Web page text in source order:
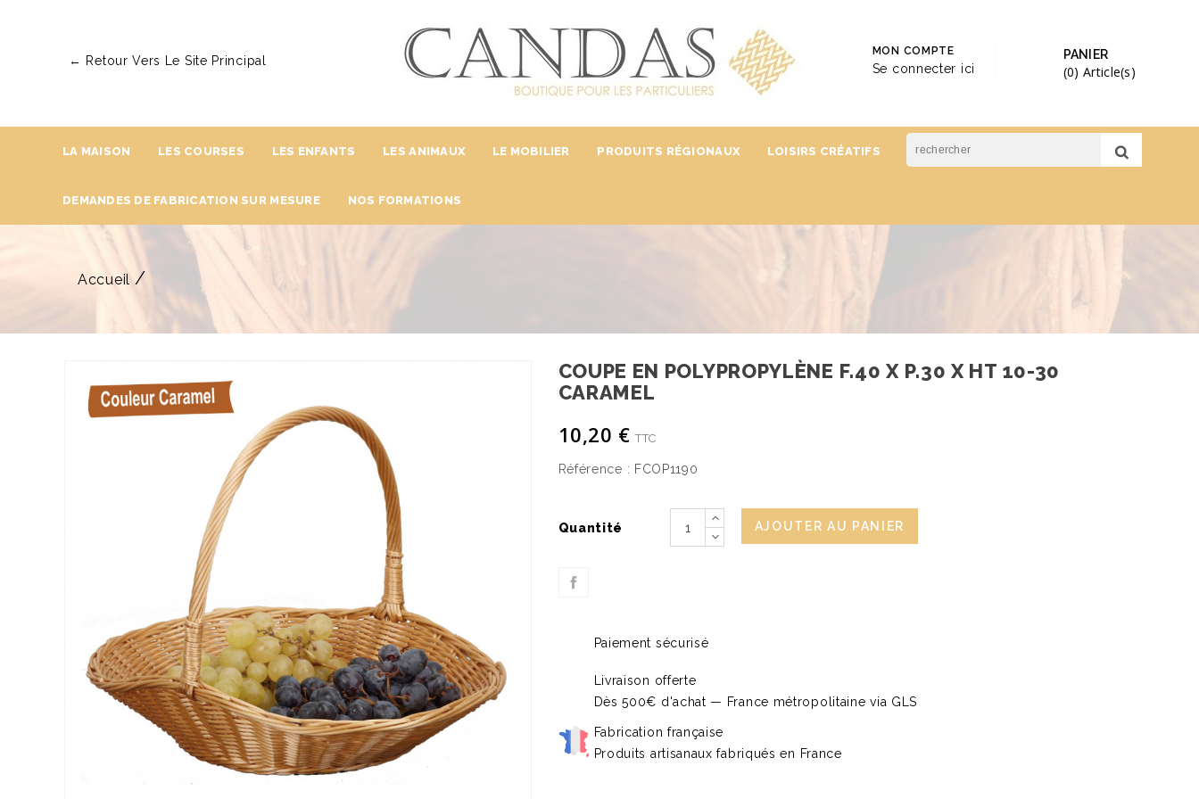
← Retour Vers Le Site Principal PANIER
(0) Article(s)
MON COMPTE
Se connecter ici
LA MAISON LES COURSES LES ENFANTS LES ANIMAUX LE MOBILIER PRODUITS RÉGIONAUX LOISIRS CRÉATIFS
DEMANDES DE FABRICATION SUR MESURE NOS FORMATIONS
Accueil
COUPE EN POLYPROPYLÈNE F.40 X P.30 X HT 10-30
CARAMEL
10,20 € TTC
Référence : FCOP1190
Quantité AJOUTER AU PANIER
Paiement sécurisé
Livraison offerte
Dès 500€ d'achat — France métropolitaine via GLS
Fabrication française
Produits artisanaux fabriqués en France